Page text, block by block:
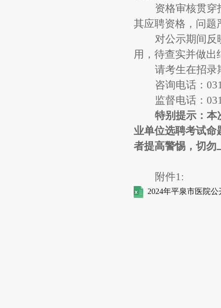
资格审核贯穿
其应聘资格，问题
对公示期间反
用，待查实并做
请考生在招录
咨询电话：
监督电话：
特别提示： 本
业单位选聘考试命
者提高警惕，切勿
附件1:
2024年平泉市医院